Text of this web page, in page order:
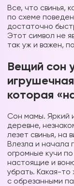
Все, что свинья,
по схеме
достаточно
Этот символ не
так уж и важен,
Вещий сон
которая
Сон мамы. Яркий
деревне,
лезет свинья, на
Влезла и начала
огромные кучи
настоящие и
убрать. Какая-
с обрезанными